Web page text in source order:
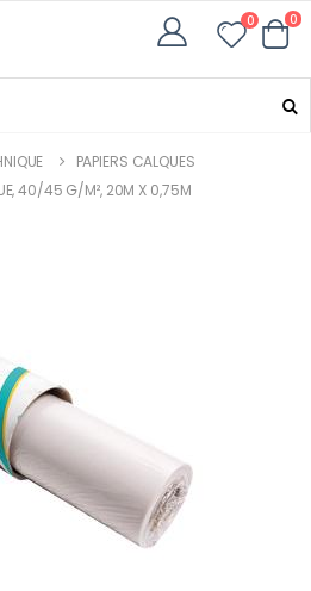
0 0
PAPIERS CALQUES
40/45 G/M², 20M X 0,75M